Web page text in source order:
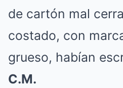
de cartón mal
costado, con
grueso, habían
C.M.